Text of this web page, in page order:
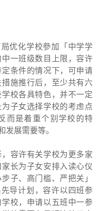
化学校參加「中学学
一班级数目上限，容许
条件的情况下，可申请
施推行后，至少共有六
校各具特色，并不一定
子女选择学校的考虑点
而是着重个别学校的特
展需要等。
容许有关学校为更多家
长为子女安排入读心仪
子、高门槛、严把关」
导计划，容许以四班参
校，申请以五班中一参